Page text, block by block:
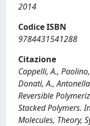
2014
Codice ISBN
9784431541288
Citazione
Cappelli, A.,
Donati, A.,
Reversible
Stacked Polymers.
Molecules, Theory,